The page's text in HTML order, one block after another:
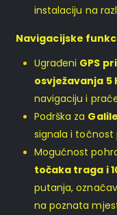
instalaciju na
Navigacijske
Ugrađeni GPS
osvježavanja 5
navigaciju i
Podrška za
signala i točnost
Mogućnost
točaka traga i
putanja,
na poznata